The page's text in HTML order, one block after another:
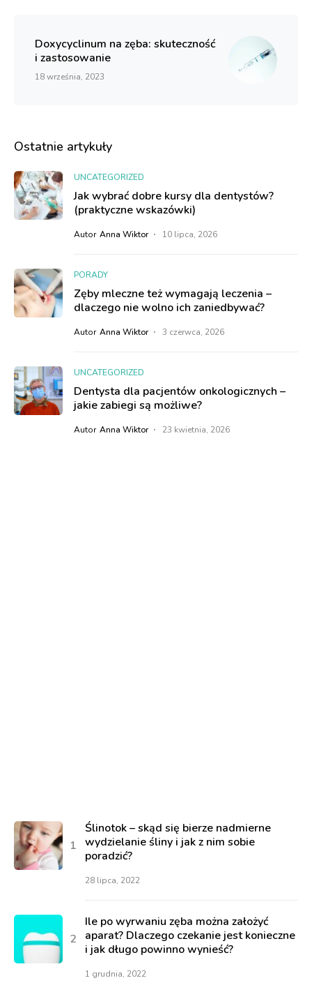
Doxycyclinum na zęba: skuteczność
i zastosowanie
18 września, 2023
Ostatnie artykuły
UNCATEGORIZED
Jak wybrać dobre kursy dla dentystów?
(praktyczne wskazówki)
Autor Anna Wiktor 10 lipca, 2026
PORADY
Zęby mleczne też wymagają leczenia –
dlaczego nie wolno ich zaniedbywać?
Autor Anna Wiktor 3 czerwca, 2026
UNCATEGORIZED
Dentysta dla pacjentów onkologicznych –
jakie zabiegi są możliwe?
Autor Anna Wiktor 23 kwietnia, 2026
Ślinotok – skąd się bierze nadmierne
wydzielanie śliny i jak z nim sobie
poradzić?
28 lipca, 2022
Ile po wyrwaniu zęba można założyć
aparat? Dlaczego czekanie jest konieczne
i jak długo powinno wynieść?
1 grudnia, 2022